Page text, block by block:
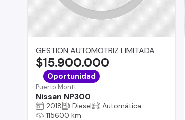
GESTION AUTOMOTRIZ LIMITADA
Puerto Montt
Nissan NP300
$15.900.000
Oportunidad
2018 Diesel
Automática
115600 km